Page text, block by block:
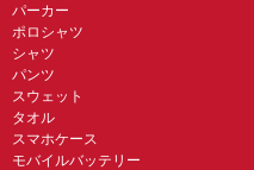
パーカー
ポロシャツ
シャツ
パンツ
スウェット
タオル
スマホケース
モバイルバッテリー